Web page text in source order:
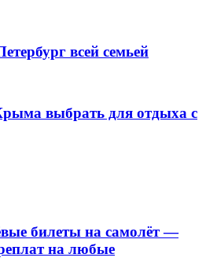
всей семьей
выбрать для отдыха с
билеты на самолёт —
на любые